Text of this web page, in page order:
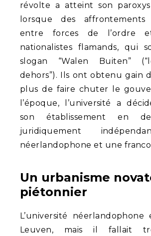
révolte a atteint son
lorsque des
entre forces de l’ordre
nationalistes flamands, qui
slogan “Walen Buiten”
dehors”). Ils ont obtenu gain
plus de faire chuter le
l’époque, l’université a
son établissement en
juridiquement
néerlandophone et une
Un urbanisme
piétonnier
L’université
Leuven, mais il fallait